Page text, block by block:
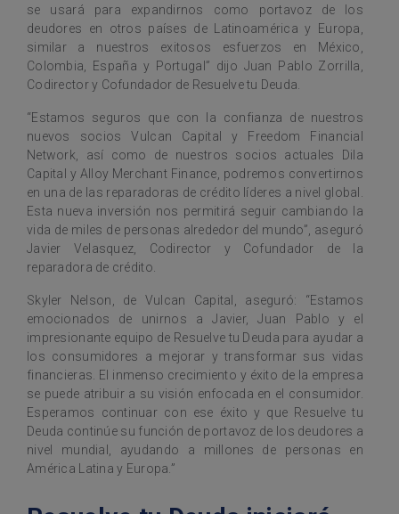
se usará para expandirnos como portavoz de los
deudores en otros países de Latinoamérica y Europa,
similar a nuestros exitosos esfuerzos en México,
Colombia, España y Portugal” dijo Juan Pablo Zorrilla,
Codirector y Cofundador de Resuelve tu Deuda.
“Estamos seguros que con la confianza de nuestros
nuevos socios Vulcan Capital y Freedom Financial
Network, así como de nuestros socios actuales Dila
Capital y Alloy Merchant Finance, podremos convertirnos
en una de las reparadoras de crédito líderes a nivel global.
Esta nueva inversión nos permitirá seguir cambiando la
vida de miles de personas alrededor del mundo”, aseguró
Javier Velasquez, Codirector y Cofundador de la
reparadora de crédito.
Skyler Nelson, de Vulcan Capital, aseguró: “Estamos
emocionados de unirnos a Javier, Juan Pablo y el
impresionante equipo de Resuelve tu Deuda para ayudar a
los consumidores a mejorar y transformar sus vidas
financieras. El inmenso crecimiento y éxito de la empresa
se puede atribuir a su visión enfocada en el consumidor.
Esperamos continuar con ese éxito y que Resuelve tu
Deuda continúe su función de portavoz de los deudores a
nivel mundial, ayudando a millones de personas en
América Latina y Europa.”